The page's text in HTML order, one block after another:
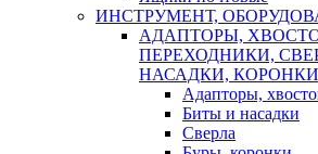
ИНСТРУМЕНТ,
АДАПТОРЫ,
ПЕРЕХОДНИКИ,
НАСАДКИ, КОРОНКИ
Адапторы,
Биты и насадки
Сверла